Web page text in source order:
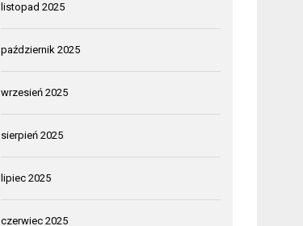
listopad 2025
październik 2025
wrzesień 2025
sierpień 2025
lipiec 2025
czerwiec 2025